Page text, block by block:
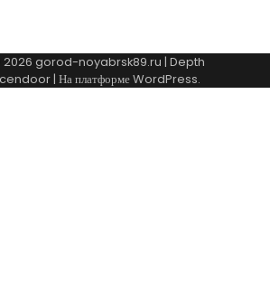
gorod-noyabrsk89.ru | Depth
| На платформеWordPress.